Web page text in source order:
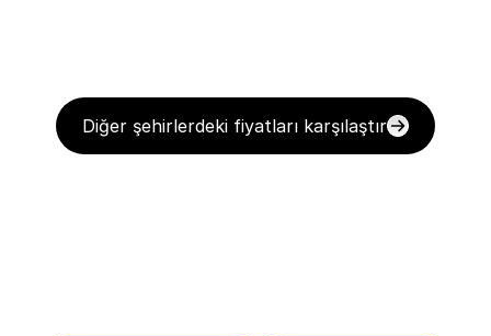
Diğer şehirlerdeki fiyatları karşılaştır